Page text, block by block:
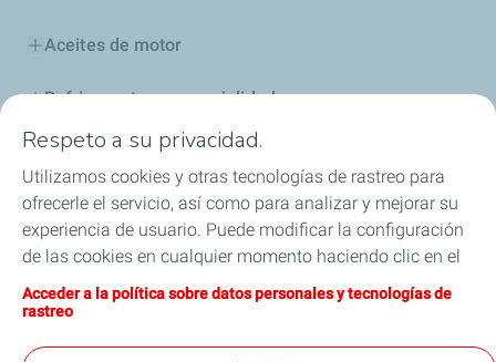
Aceites de motor
Refrigerantes y especialidades
Distribuidores
Sponsoring
Industria
Iron Dames y TotalEnergies, juntos en las 24 horas
Respeto a su privacidad.
Utilizamos cookies y otras tecnologías de rastreo para
ofrecerle el servicio, así como para analizar y mejorar su
experiencia de usuario. Puede modificar la configuración
de las cookies en cualquier momento haciendo clic en el
botón «Gérer mes cookies» (Gestionar cookies). Al hacer
clic en el botón «J’accepte» (Aceptar), nos autoriza a
Acceder a la política sobre datos personales y tecnologías de
rastreo